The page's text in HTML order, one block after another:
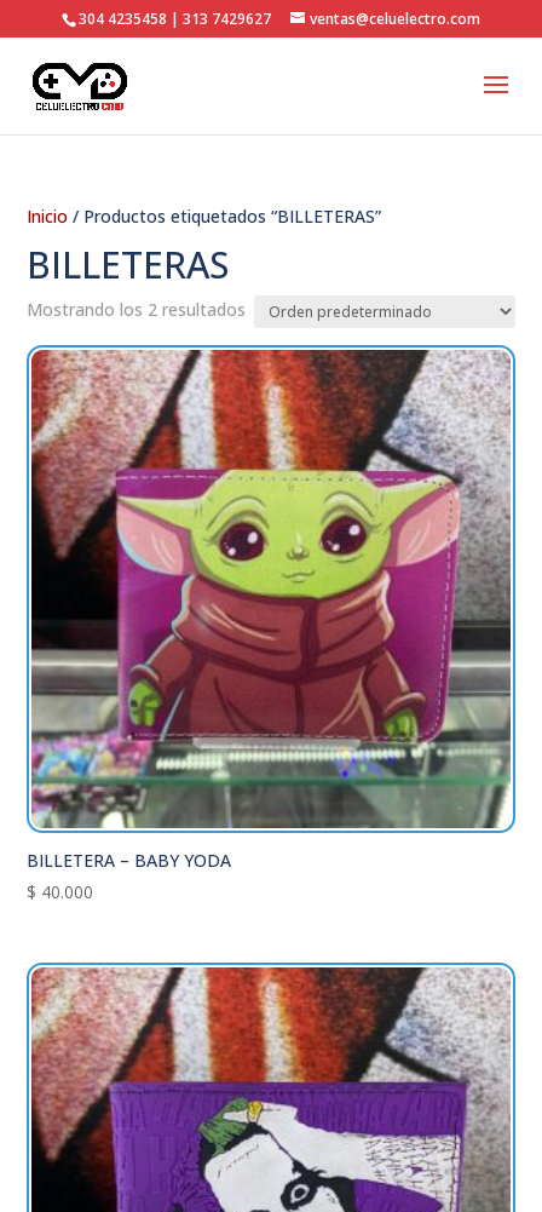
304 4235458 | 313 7429627 ventas@celuelectro.com
Inicio / Productos etiquetados “BILLETERAS”
BILLETERAS
Mostrando los 2 resultados
BILLETERA – BABY YODA
$ 40.000